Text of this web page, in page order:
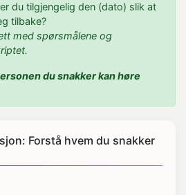
du tilgjengelig den (dato) slik at
tilbake?
med spørsmålene og
du snakker kan høre
Forstå hvem du snakker